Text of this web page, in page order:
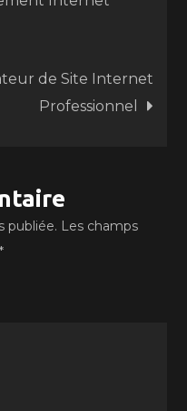
de Site Internet
Professionnel
publiée. Les champs
*